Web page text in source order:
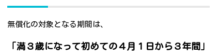
無償化の対象となる期間は、
「満３歳になって初めての４月１日から３年間」